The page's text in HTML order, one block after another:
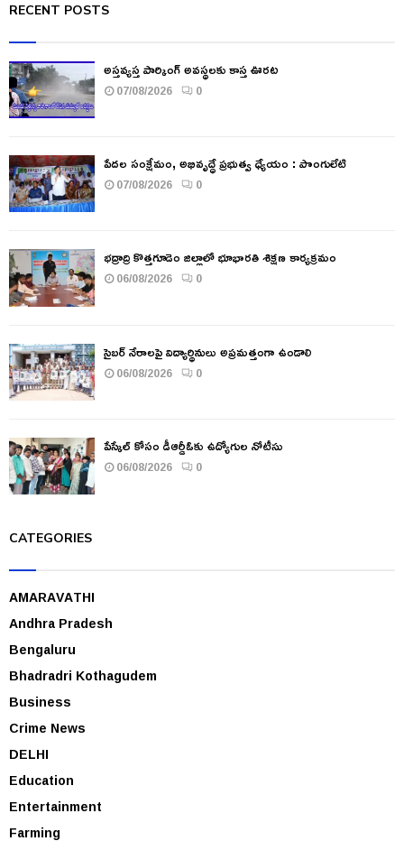
RECENT POSTS
అస్తవ్యస్త పార్కింగ్ అవస్థలకు కాస్త ఊరట
07/08/2026 0
పేదల సంక్షేమం, అభివృద్ధే ప్రభుత్వ ధ్యేయం : పొంగులేటి
07/08/2026 0
భద్రాద్రి కొత్తగూడెం జిల్లాలో భూభారతి శిక్షణ కార్యక్రమం
06/08/2026 0
సైబర్ నేరాలపై విద్యార్థినులు అప్రమత్తంగా ఉండాలి
06/08/2026 0
పేస్కేల్ కోసం డీఆర్డీఓకు ఉద్యోగుల నోటీసు
06/08/2026 0
CATEGORIES
AMARAVATHI
Andhra Pradesh
Bengaluru
Bhadradri Kothagudem
Business
Crime News
DELHI
Education
Entertainment
Farming